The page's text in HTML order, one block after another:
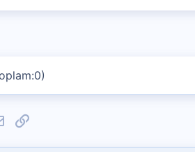
E-postaLink